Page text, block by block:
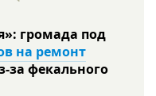
громада под
на ремонт
за фекального